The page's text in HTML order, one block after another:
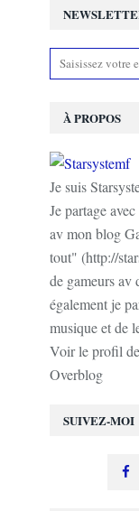
SUIVEZ-MOI
À PROPOS
Je suis
Je partage
av mon blog
tout" (http://
de gameurs av
également je
musique et de
Voir le profil de
Overblog